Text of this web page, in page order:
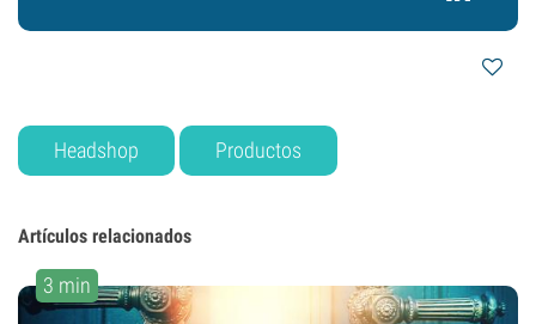
Headshop Productos
Artículos relacionados
3 min